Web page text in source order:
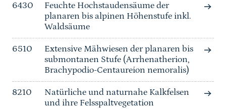
6430
Feuchte Hochstaudensäume der
planaren bis alpinen Höhenstufe inkl.
Waldsäume
6510
Extensive Mähwiesen der planaren bis
submontanen Stufe (Arrhenatherion,
Brachypodio-Centaureion nemoralis)
8210
Natürliche und naturnahe Kalkfelsen
und ihre Felsspaltvegetation